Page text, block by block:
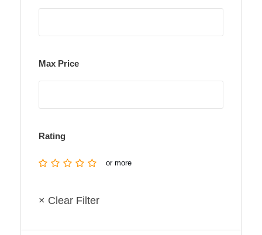
Max Price
Rating
or more
× Clear Filter